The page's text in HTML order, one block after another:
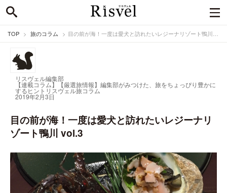
TOP 旅のコラム 目の前が海！一度は愛犬と訪れたいレジーナリゾート鴨川 vol.3
リスヴェル編集部
【連載コラム】【厳選旅情報】編集部がみつけた、旅をちょっぴり豊かに
するヒント リスヴェル旅コラム
2019年2月3日
目の前が海！一度は愛犬と訪れたいレジーナリ
ゾート鴨川 vol.3